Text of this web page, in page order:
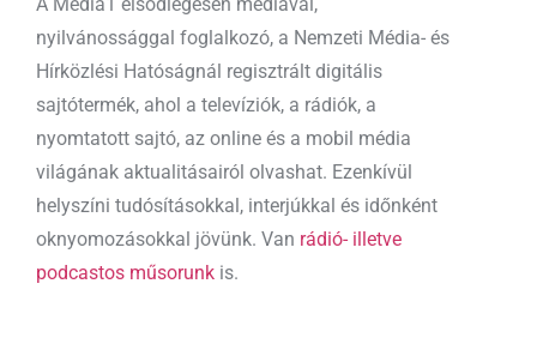
nyilvánossággal foglalkozó, a Nemzeti Média- és
Hírközlési Hatóságnál regisztrált digitális
sajtótermék, ahol a televíziók, a rádiók, a
nyomtatott sajtó, az online és a mobil média
világának aktualitásairól olvashat. Ezenkívül
helyszíni tudósításokkal, interjúkkal és időnként
oknyomozásokkal jövünk. Van rádió- illetve
podcastos műsorunk is.